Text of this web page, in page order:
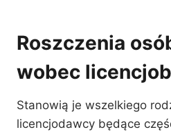
Roszczenia
wobec
Stanowią je wszelkiego
licencjodawcy będące